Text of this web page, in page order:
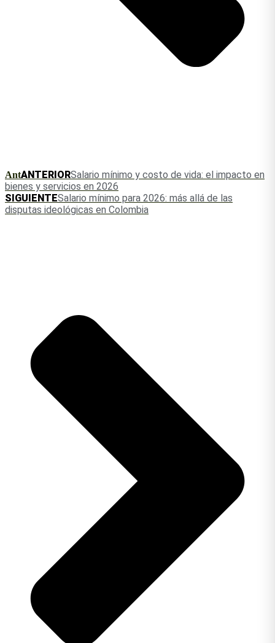
AntANTERIORSalario mínimo y costo de vida: el impacto en
bienes y servicios en 2026
SIGUIENTESalario mínimo para 2026: más allá de las
disputas ideológicas en Colombia